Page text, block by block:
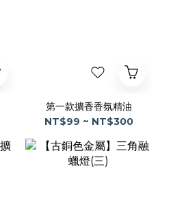
第一款擴香香氛精油
NT$99 ~ NT$300